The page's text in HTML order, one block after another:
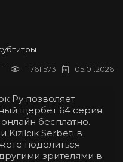
05.01.2026
1 761 573
1
Ру позволяет
щербет 64 серия
бесплатно.
Kizilcik Serbeti в
поделиться
зрителями в